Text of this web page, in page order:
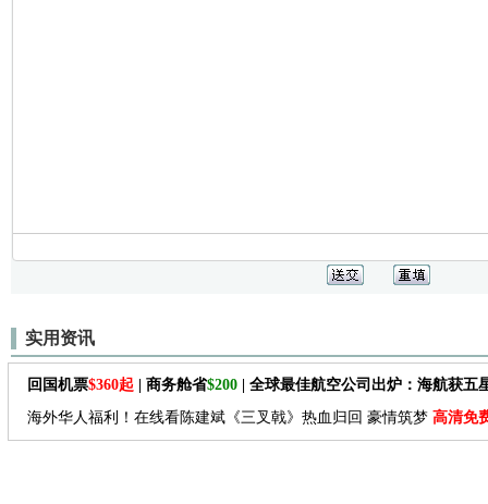
实用资讯
回国机票$360起 | 商务舱省$200 | 全球最佳航空公司出炉：海航获五
海外华人福利！在线看陈建斌《三叉戟》热血归回 豪情筑梦 高清免